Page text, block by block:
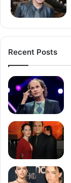
Recent Posts